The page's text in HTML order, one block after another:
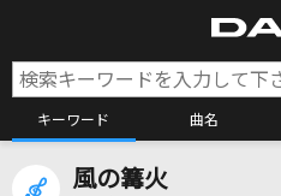
キーワード 曲名
風の篝火